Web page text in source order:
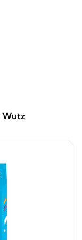
Wutz